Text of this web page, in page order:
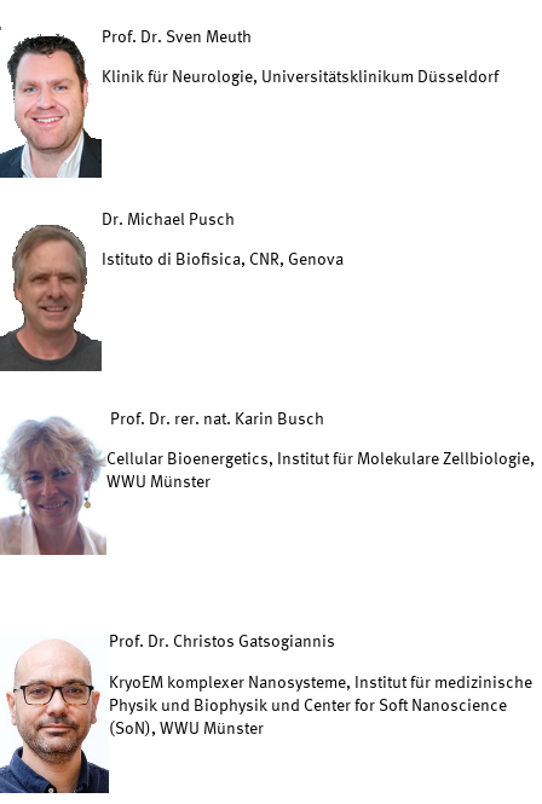
Prof. Dr. Sven Meuth
Klinik für Neurologie, Universitätsklinikum Düsseldorf
Dr. Michael Pusch
Istituto di Biofisica, CNR, Genova
Prof. Dr. rer. nat. Karin Busch
Cellular Bioenergetics, Institut für Molekulare Zellbiologie,
WWU Münster
Prof. Dr. Christos Gatsogiannis
KryoEM komplexer Nanosysteme, Institut für medizinische
Physik und Biophysik und Center for Soft Nanoscience
(SoN), WWU Münster